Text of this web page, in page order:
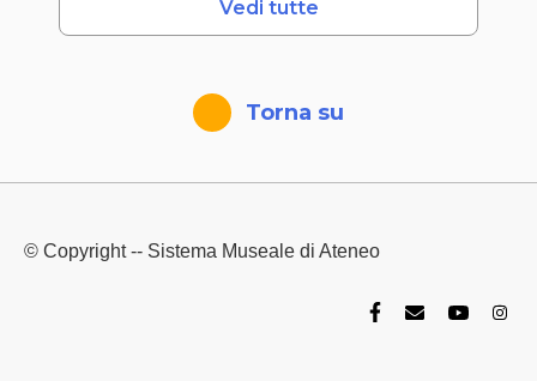
Torna su
Vedi tutte
© Copyright -- Sistema Museale di Ateneo